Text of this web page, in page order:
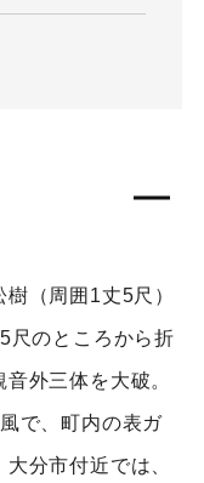
（周囲1丈5尺）
尺のところから折
外三体を大破。
で、町内の表ガ
分市付近では、